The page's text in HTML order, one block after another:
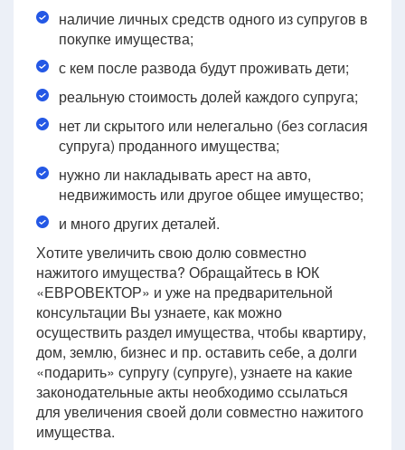
наличие личных средств одного из супругов в
покупке имущества;
с кем после развода будут проживать дети;
реальную стоимость долей каждого супруга;
нет ли скрытого или нелегально (без согласия
супруга) проданного имущества;
нужно ли накладывать арест на авто,
недвижимость или другое общее имущество;
и много других деталей.
Хотите увеличить свою долю совместно
нажитого имущества? Обращайтесь в ЮК
«ЕВРОВЕКТОР» и уже на предварительной
консультации Вы узнаете, как можно
осуществить раздел имущества, чтобы квартиру,
дом, землю, бизнес и пр. оставить себе, а долги
«подарить» супругу (супруге), узнаете на какие
законодательные акты необходимо ссылаться
для увеличения своей доли совместно нажитого
имущества.